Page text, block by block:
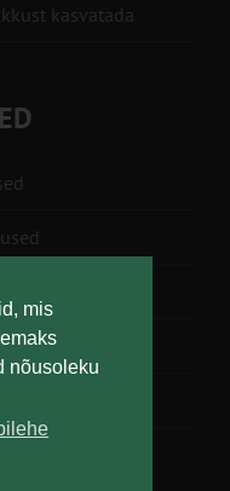
mis
nõusoleku
kasvatada